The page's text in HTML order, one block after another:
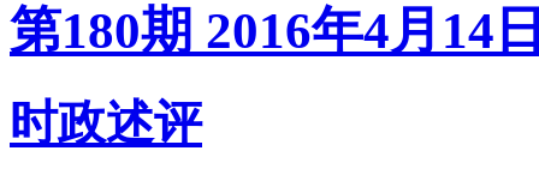
第180期 2016年4月14
时政述评